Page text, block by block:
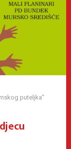
puteljka”